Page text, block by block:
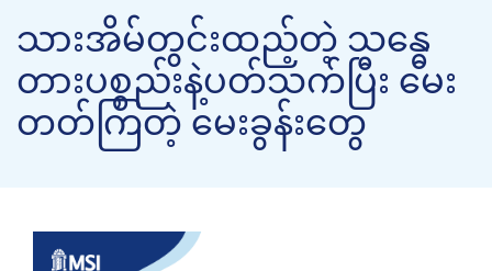
သားအိမ်တွင်းထည့်တဲ့ သ‌န္ဓေ
တားပစ္စည်းနဲ့ပတ်သက်ပြီး မေး
တတ်ကြတဲ့ မေးခွန်းတွေ